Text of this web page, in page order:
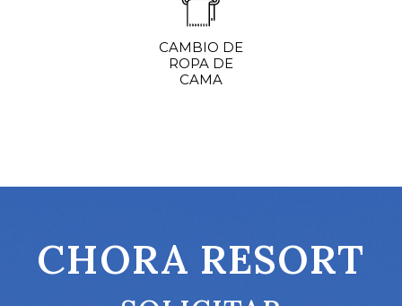
CAMBIO DE
ROPA DE
CAMA
CHORA RESORT